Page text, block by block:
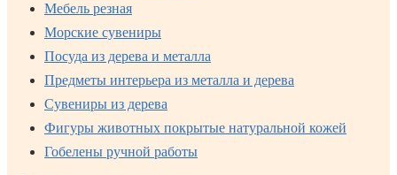
Мебель резная
Морские сувениры
Посуда из дерева и металла
Предметы интерьера из металла и дерева
Сувениры из дерева
Фигуры животных покрытые натуральной кожей
Гобелены ручной работы